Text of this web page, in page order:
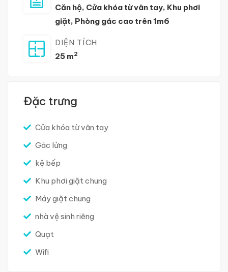
Căn hộ, Cửa khóa từ vân tay, Khu phơi
giặt, Phòng gác cao trên 1m6
DIỆN TÍCH
25 m2
Đặc trưng
Cửa khóa từ vân tay
Gác lửng
kệ bếp
Khu phơi giặt chung
Máy giặt chung
nhà vệ sinh riêng
Quạt
Wifi